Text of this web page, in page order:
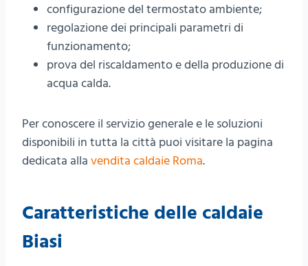
configurazione del termostato ambiente;
regolazione dei principali parametri di
funzionamento;
prova del riscaldamento e della produzione di
acqua calda.
Per conoscere il servizio generale e le soluzioni
disponibili in tutta la città puoi visitare la pagina
dedicata alla vendita caldaie Roma.
Caratteristiche delle caldaie
Biasi